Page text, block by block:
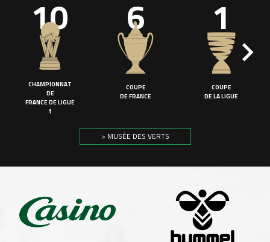
10
CHAMPIONNAT
DE
FRANCE DE LIGUE
1
6
COUPE
DE FRANCE
1
COUPE
DE LA LIGUE
> MUSÉE DES VERTS